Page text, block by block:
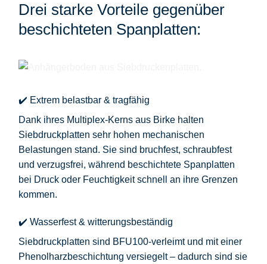
Drei starke Vorteile gegenüber
beschichteten Spanplatten:
✔️ Extrem belastbar & tragfähig
Dank ihres Multiplex-Kerns aus Birke halten
Siebdruckplatten sehr hohen mechanischen
Belastungen stand. Sie sind bruchfest, schraubfest
und verzugsfrei, während beschichtete Spanplatten
bei Druck oder Feuchtigkeit schnell an ihre Grenzen
kommen.
✔️ Wasserfest & witterungsbeständig
Siebdruckplatten sind BFU100-verleimtund mit einer
Phenolharzbeschichtung versiegelt – dadurch sind sie